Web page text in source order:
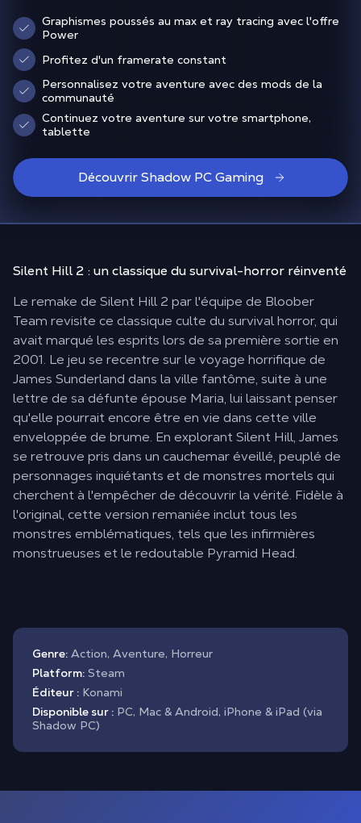
Graphismes poussés au max et ray tracing avec l'offre
Power
Profitez d'un framerate constant
Personnalisez votre aventure avec des mods de la
communauté
Continuez votre aventure sur votre smartphone,
tablette
Découvrir Shadow PC Gaming
Silent Hill 2 : unclassique du survival-horror réinventé
Le remake de Silent Hill 2 par l'équipe de Bloober
Team revisite ce classique culte du survival horror, qui
avait marqué les esprits lors de sa première sortie en
2001. Le jeu se recentre sur le voyage horrifique de
James Sunderland dans la ville fantôme, suite à une
lettre de sa défunte épouse Maria, lui laissant penser
qu'elle pourrait encore être en vie dans cette ville
enveloppée de brume. En explorant Silent Hill, James
se retrouve pris dans un cauchemar éveillé, peuplé de
personnages inquiétants et de monstres mortels qui
cherchent à l'empêcher de découvrir la vérité. Fidèle à
l'original, cette version remaniée inclut tous les
monstres emblématiques, tels que les infirmières
monstrueuses et le redoutable Pyramid Head.
Genre: Action, Aventure, Horreur
Platform: Steam
Éditeur : Konami
Disponible sur : PC, Mac & Android, iPhone & iPad (via
Shadow PC)